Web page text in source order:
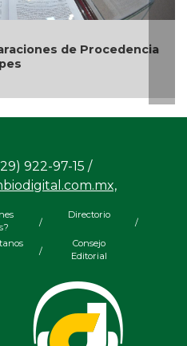
de Veracruz cerca de 100
922-97-15 /
/
Directorio
/
/
Consejo
Editorial